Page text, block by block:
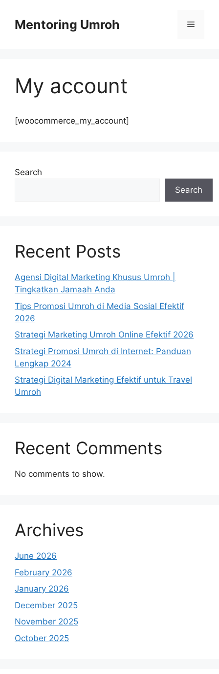
contentMentoring Umroh Menu
My account
[woocommerce_my_account]
Search
Search
Recent Posts
Agensi Digital Marketing Khusus Umroh |
Tingkatkan Jamaah Anda
Tips Promosi Umroh di Media Sosial Efektif
2026
Strategi Marketing Umroh Online Efektif 2026
Strategi Promosi Umroh di Internet: Panduan
Lengkap 2024
Strategi Digital Marketing Efektif untuk Travel
Umroh
Recent Comments
No comments to show.
Archives
June 2026
February 2026
January 2026
December 2025
November 2025
October 2025